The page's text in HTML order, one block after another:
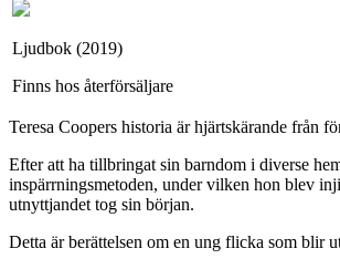
Ljudbok (2019)
Finns hos återförsäljare
Teresa Coopers historia är hjärtskärande från
Efter att ha tillbringat sin barndom i diverse
inspärrningsmetoden, under vilken hon blev
utnyttjandet tog sin början.
Detta är berättelsen om en ung flicka som blir